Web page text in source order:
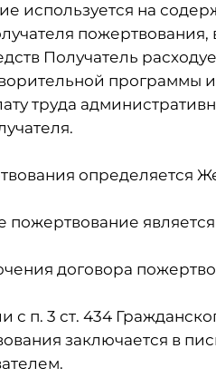
используется на
пожертвования,
Получатель
программы
труда
определяется
пожертвование
договора
с п. 3 ст. 434
заключается в